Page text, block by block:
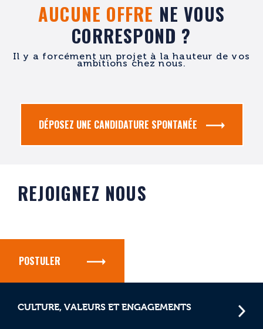
AUCUNE OFFRE NE VOUS
CORRESPOND ?
Il y a forcément un projet à la hauteur de vos
ambitions chez nous.
DÉPOSEZ UNE CANDIDATURE SPONTANÉE
REJOIGNEZ NOUS
POSTULER
CULTURE, VALEURS ET ENGAGEMENTS